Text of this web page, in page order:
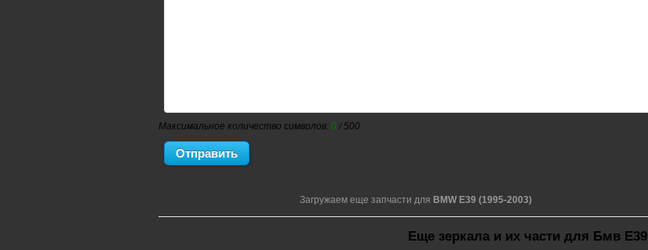
Максимальное количество символов: 0/ 500
Загружаем еще запчасти для BMW E39 (1995-2003)
Еще зеркала и их части для Бмв Е39